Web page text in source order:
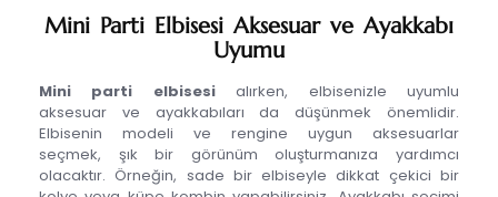
Mini Parti Elbisesi Aksesuar ve Ayakkabı
Uyumu
Mini parti elbisesialırken, elbisenizle uyumlu
aksesuar ve ayakkabıları da düşünmek önemlidir.
Elbisenin modeli ve rengine uygun aksesuarlar
seçmek, şık bir görünüm oluşturmanıza yardımcı
olacaktır. Örneğin, sade bir elbiseyle dikkat çekici bir